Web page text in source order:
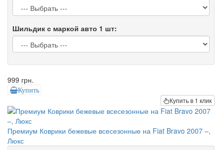
Шильдик с маркой авто 1 шт:
999 грн.
Купить
Купить в 1 клик
Премиум Коврики бежевые всесезонные на Fiat Bravo 2007 –,
Люкс